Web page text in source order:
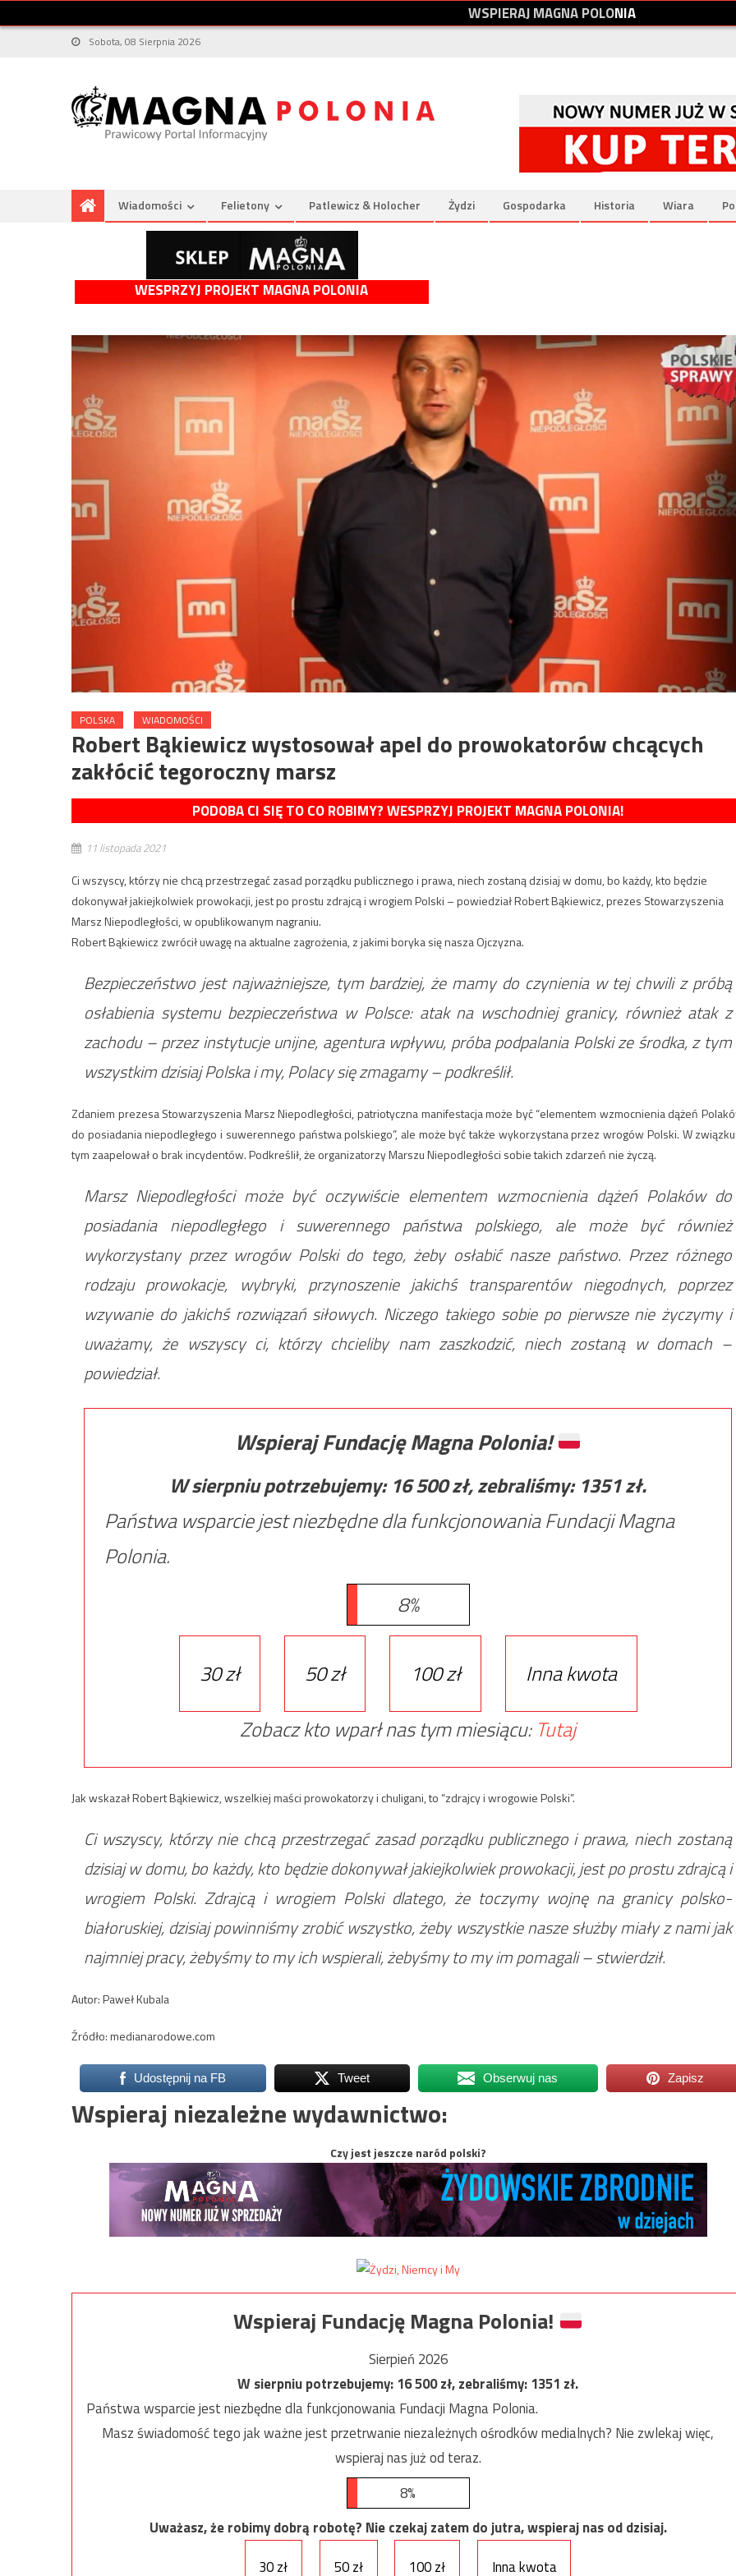
WSPIERAJMAGNAPOLONIA
Sobota, 08 Sierpnia 2026
Wiadomości Felietony Patlewicz & Holocher Żydzi Gospodarka Historia Wiara
WESPRZYJ PROJEKT MAGNA POLONIA
POLSKA WIADOMOŚCI
Robert Bąkiewicz wystosował apel do prowokatorów chcących
zakłócić tegoroczny marsz
PODOBA CI SIĘ TO CO ROBIMY? WESPRZYJ PROJEKT MAGNA POLONIA!
11 listopada 2021
Ci wszyscy, którzy nie chcą przestrzegać zasad porządku publicznego i prawa, niech zostaną dzisiaj w domu, bo każdy, kto będzie
dokonywał jakiejkolwiek prowokacji, jest po prostu zdrajcą i wrogiem Polski – powiedział Robert Bąkiewicz, prezes Stowarzyszenia
Marsz Niepodległości, w opublikowanym nagraniu.
Robert Bąkiewicz zwrócił uwagę na aktualne zagrożenia, z jakimi boryka się nasza Ojczyzna.
Bezpieczeństwo jest najważniejsze, tym bardziej, że mamy do czynienia w tej chwili z próbą
osłabienia systemu bezpieczeństwa w Polsce: atak na wschodniej granicy, również atak z
zachodu – przez instytucje unijne, agentura wpływu, próba podpalania Polski ze środka, z tym
wszystkim dzisiaj Polska i my, Polacy się zmagamy – podkreślił.
Zdaniem prezesa Stowarzyszenia Marsz Niepodległości, patriotyczna manifestacja może być “elementem wzmocnienia dążeń
do posiadania niepodległego i suwerennego państwa polskiego”, ale może być także wykorzystana przez wrogów Polski. W
tym zaapelował o brak incydentów. Podkreślił, że organizatorzy Marszu Niepodległości sobie takich zdarzeń nie życzą.
Marsz Niepodległości może być oczywiście elementem wzmocnienia dążeń Polaków do
posiadania niepodległego i suwerennego państwa polskiego, ale może być również
wykorzystany przez wrogów Polski do tego, żeby osłabić nasze państwo. Przez różnego
rodzaju prowokacje, wybryki, przynoszenie jakichś transparentów niegodnych, poprzez
wzywanie do jakichś rozwiązań siłowych. Niczego takiego sobie po pierwsze nie życzymy i
uważamy, że wszyscy ci, którzy chcieliby nam zaszkodzić, niech zostaną w domach –
powiedział.
Wspieraj Fundację Magna Polonia!
W sierpniu potrzebujemy: 16 500zł, zebraliśmy: 1351zł.
Państwa wsparcie jest niezbędne dla funkcjonowania Fundacji Magna
Polonia.
8%
30 zł 50 zł 100 zł
Inna kwota
Zobacz kto wparł nas tym miesiącu: Tutaj
Jak wskazał Robert Bąkiewicz, wszelkiej maści prowokatorzy i chuligani, to “zdrajcy i wrogowie Polski”.
Ci wszyscy, którzy nie chcą przestrzegać zasad porządku publicznego i prawa, niech zostaną
dzisiaj w domu, bo każdy, kto będzie dokonywał jakiejkolwiek prowokacji, jest po prostu zdrajcą i
wrogiem Polski. Zdrajcą i wrogiem Polski dlatego, że toczymy wojnę na granicy polsko-
białoruskiej, dzisiaj powinniśmy zrobić wszystko, żeby wszystkie nasze służby miały z nami jak
najmniej pracy, żebyśmy to my ich wspierali, żebyśmy to my im pomagali – stwierdził.
Autor: Paweł Kubala
Źródło: medianarodowe.com
Udostępnij na FB Tweet Obserwuj nas Zapisz
Wspieraj niezależne wydawnictwo:
Czy jest jeszcze naród polski?
Wspieraj Fundację Magna Polonia!
Sierpień 2026
W sierpniu potrzebujemy:16 500zł, zebraliśmy:1351 zł.
Państwa wsparcie jest niezbędne dla funkcjonowania Fundacji Magna Polonia.
Masz świadomość tego jak ważne jest przetrwanie niezależnych ośrodków medialnych? Nie zwlekaj więc,
wspieraj nas już od teraz.
8%
Uważasz, że robimy dobrą robotę? Nie czekaj zatem do jutra, wspieraj nas od dzisiaj.
30 zł
50 zł 100 zł Inna kwota